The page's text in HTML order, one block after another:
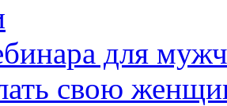
для
свою